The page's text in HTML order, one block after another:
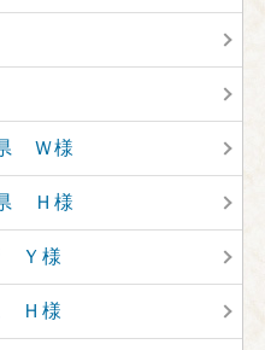
Ｗ様
Ｈ様
Ｙ様
Ｈ様